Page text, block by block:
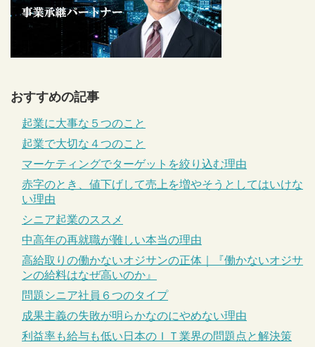
おすすめの記事
起業に大事な５つのこと
起業で大切な４つのこと
マーケティングでターゲットを絞り込む理由
赤字のとき、値下げして売上を増やそうとしてはいけな
い理由
シニア起業のススメ
中高年の再就職が難しい本当の理由
高給取りの働かないオジサンの正体｜『働かないオジサ
ンの給料はなぜ高いのか』
問題シニア社員６つのタイプ
成果主義の失敗が明らかなのにやめない理由
利益率も給与も低い日本のＩＴ業界の問題点と解決策